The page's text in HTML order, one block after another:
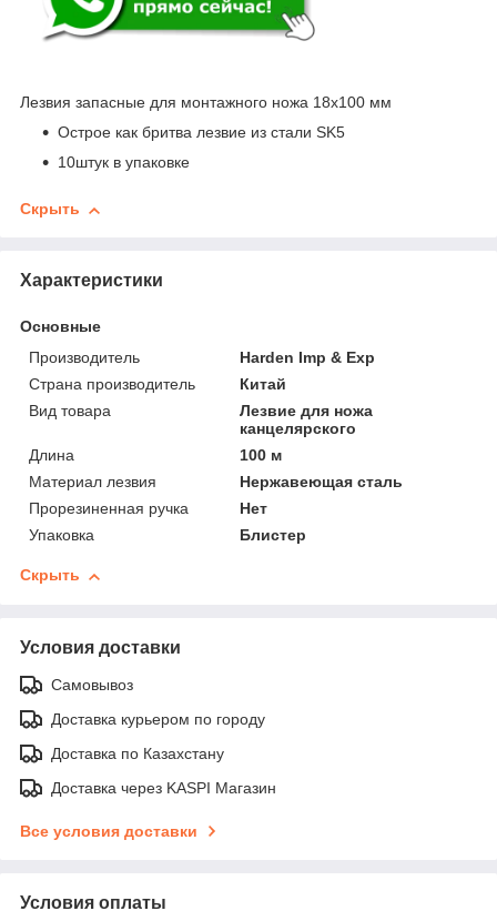
Лезвия запасные для монтажного ножа 18x100 мм
Острое как бритва лезвие из стали SK5
10штук в упаковке
Скрыть
Характеристики
Основные
Производитель
Harden Imp & Exp
Страна производитель
Китай
Вид товара
Лезвие для ножа
канцелярского
Длина
100 м
Материал лезвия
Нержавеющая сталь
Прорезиненная ручка
Нет
Упаковка
Блистер
Скрыть
Условия доставки
Самовывоз
Доставка курьером по городу
Доставка по Казахстану
Доставка через KASPI Магазин
Все условия доставки
Условия оплаты